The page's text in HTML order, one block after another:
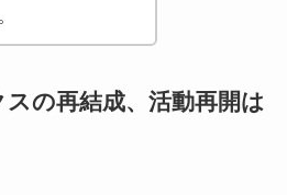
の再結成、活動再開は